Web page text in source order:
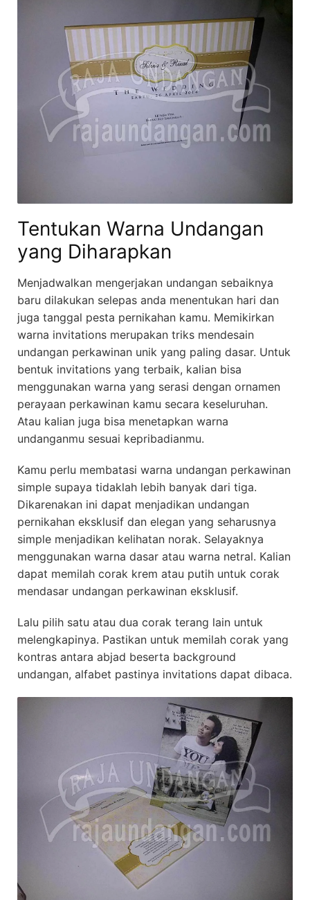
Tentukan Warna Undangan
yang Diharapkan
Menjadwalkan mengerjakan undangan sebaiknya
baru dilakukan selepas anda menentukan hari dan
juga tanggal pesta pernikahan kamu. Memikirkan
warna invitations merupakan triks mendesain
undangan perkawinan unik yang paling dasar. Untuk
bentuk invitations yang terbaik, kalian bisa
menggunakan warna yang serasi dengan ornamen
perayaan perkawinan kamu secara keseluruhan.
Atau kalian juga bisa menetapkan warna
undanganmu sesuai kepribadianmu.
Kamu perlu membatasi warna undangan perkawinan
simple supaya tidaklah lebih banyak dari tiga.
Dikarenakan ini dapat menjadikan undangan
pernikahan eksklusif dan elegan yang seharusnya
simple menjadikan kelihatan norak. Selayaknya
menggunakan warna dasar atau warna netral. Kalian
dapat memilah corak krem atau putih untuk corak
mendasar undangan perkawinan eksklusif.
Lalu pilih satu atau dua corak terang lain untuk
melengkapinya. Pastikan untuk memilah corak yang
kontras antara abjad beserta background
undangan, alfabet pastinya invitations dapat dibaca.